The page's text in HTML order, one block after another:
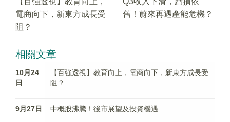
電商向下，新東方成長受
阻？
舊！蔚來再遇產能危機？
相關文章
10月24
日
【百強透視】教育向上，電商向下，新東方成長受
阻？
9月27日 中概股沸騰！後市展望及投資機遇